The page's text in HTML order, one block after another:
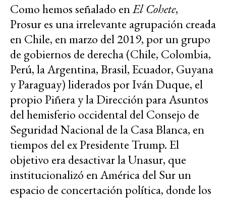
Como hemos señalado enEl Cohete,
Prosur es una irrelevante agrupación creada
en Chile, en marzo del 2019, por un grupo
de gobiernos de derecha (Chile, Colombia,
Perú, la Argentina, Brasil, Ecuador, Guyana
y Paraguay) liderados por Iván Duque, el
propio Piñera y la Dirección para Asuntos
del hemisferio occidental del Consejo de
Seguridad Nacional de la Casa Blanca, en
tiempos del ex Presidente Trump. El
objetivo era desactivar la Unasur, que
institucionalizó en América del Sur un
espacio de concertación política, donde los